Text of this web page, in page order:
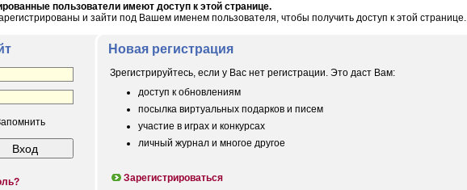
пользователи имеют доступ к этой странице.
и зайти под Вашем именем пользователя, чтобы получить доступ к этой странице.
Новая регистрация
Зрегистрируйтесь, если у Вас нет регистрации. Это даст Вам:
доступ к обновлениям
посылка виртуальных подарков и писем
участие в играх и конкурсах
личный журнал и многое другое
Зарегистрироваться